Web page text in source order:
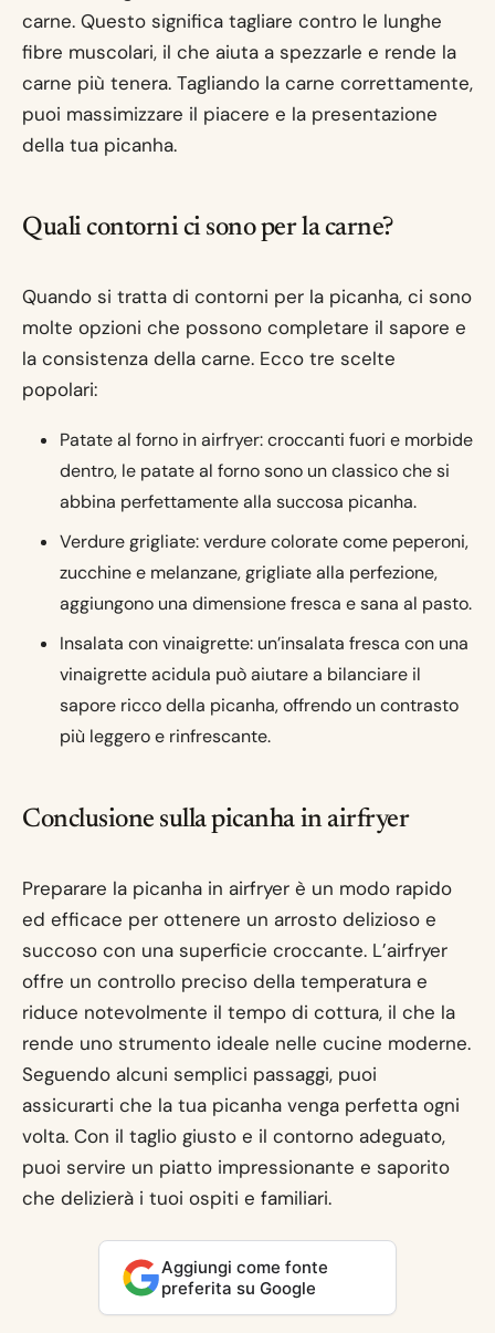
carne. Questo significa tagliare contro le lunghe
fibre muscolari, il che aiuta a spezzarle e rende la
carne più tenera. Tagliando la carne correttamente,
puoi massimizzare il piacere e la presentazione
della tua picanha.
Quali contorni ci sono per la carne?
Quando si tratta di contorni per la picanha, ci sono
molte opzioni che possono completare il sapore e
la consistenza della carne. Ecco tre scelte
popolari:
Patate al forno in airfryer: croccanti fuori e morbide
dentro, le patate al forno sono un classico che si
abbina perfettamente alla succosa picanha.
Verdure grigliate: verdure colorate come peperoni,
zucchine e melanzane, grigliate alla perfezione,
aggiungono una dimensione fresca e sana al pasto.
Insalata con vinaigrette: un’insalata fresca con una
vinaigrette acidula può aiutare a bilanciare il
sapore ricco della picanha, offrendo un contrasto
più leggero e rinfrescante.
Conclusione sulla picanha in airfryer
Preparare la picanha in airfryer è un modo rapido
ed efficace per ottenere un arrosto delizioso e
succoso con una superficie croccante. L’airfryer
offre un controllo preciso della temperatura e
riduce notevolmente il tempo di cottura, il che la
rende uno strumento ideale nelle cucine moderne.
Seguendo alcuni semplici passaggi, puoi
assicurarti che la tua picanha venga perfetta ogni
volta. Con il taglio giusto e il contorno adeguato,
puoi servire un piatto impressionante e saporito
che delizierà i tuoi ospiti e familiari.
Aggiungi come fonte
preferita su Google